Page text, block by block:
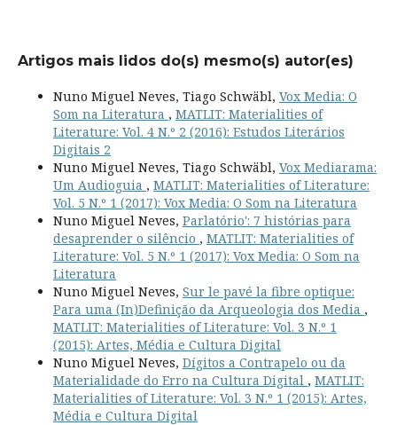
Artigos mais lidos do(s) mesmo(s) autor(es)
Nuno Miguel Neves, Tiago Schwäbl, Vox Media: O
Som na Literatura , MATLIT: Materialities of
Literature: Vol. 4 N.º 2 (2016): Estudos Literários
Digitais 2
Nuno Miguel Neves, Tiago Schwäbl, Vox Mediarama:
Um Audioguia , MATLIT: Materialities of Literature:
Vol. 5 N.º 1 (2017): Vox Media: O Som na Literatura
Nuno Miguel Neves, Parlatório': 7 histórias para
desaprender o silêncio , MATLIT: Materialities of
Literature: Vol. 5 N.º 1 (2017): Vox Media: O Som na
Literatura
Nuno Miguel Neves, Sur le pavé la fibre optique:
Para uma (In)Definição da Arqueologia dos Media ,
MATLIT: Materialities of Literature: Vol. 3 N.º 1
(2015): Artes, Média e Cultura Digital
Nuno Miguel Neves, Dígitos a Contrapelo ou da
Materialidade do Erro na Cultura Digital , MATLIT:
Materialities of Literature: Vol. 3 N.º 1 (2015): Artes,
Média e Cultura Digital